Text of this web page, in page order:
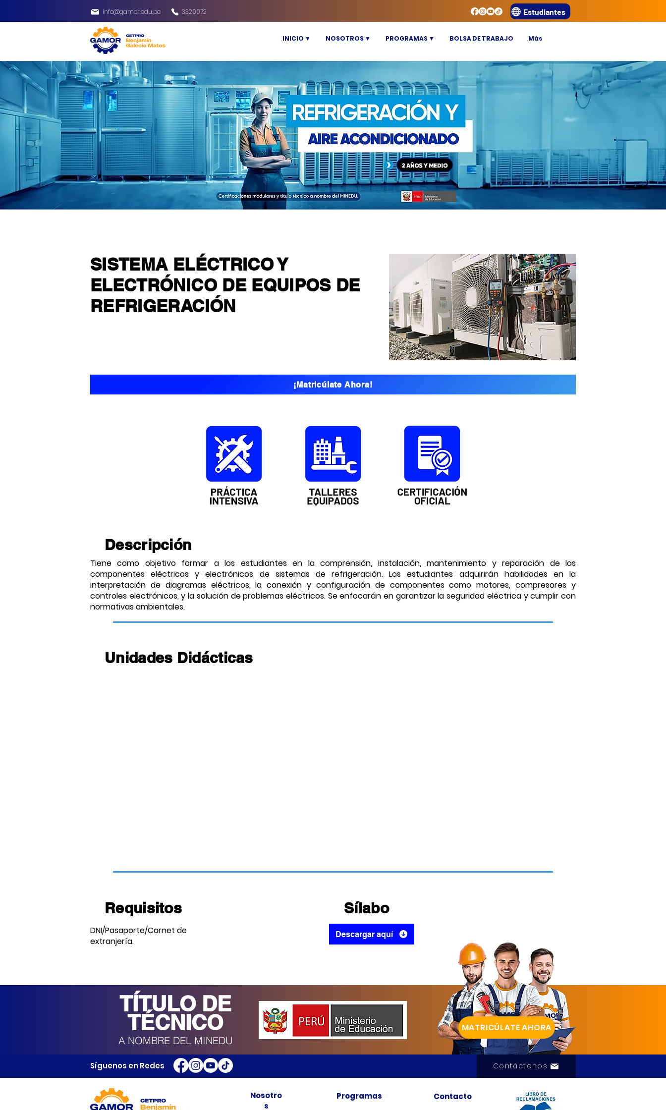
info@gamor.edu.pe 3320072 Estudiantes
INICIO ▼ NOSOTROS ▼ PROGRAMAS ▼ BOLSA DE TRABAJO Más
SISTEMA ELÉCTRICO Y
ELECTRÓNICO DE EQUIPOS DE
REFRIGERACIÓN
¡Matricúlate Ahora!
Descripción
Tiene como objetivo formar a los estudiantes en la comprensión, instalación, mantenimiento y reparación de los
componentes eléctricos y electrónicos de sistemas de refrigeración. Los estudiantes adquirirán habilidades en la
interpretación de diagramas eléctricos, la conexión y configuración de componentes como motores, compresores y
controles electrónicos, y la solución de problemas eléctricos. Se enfocarán en garantizar la seguridad eléctrica y cumplir con
normativas ambientales.
Unidades Didácticas
Requisitos
DNI/Pasaporte/Carnet de
extranjería.
Sílabo
Descargar aquí
TÍTULO DE
TÉCNICO
A NOMBRE DEL MINEDU
MATRICÚLATE AHORA
Síguenos en Redes Contáctenos
Nosotro
s
Programas Contacto